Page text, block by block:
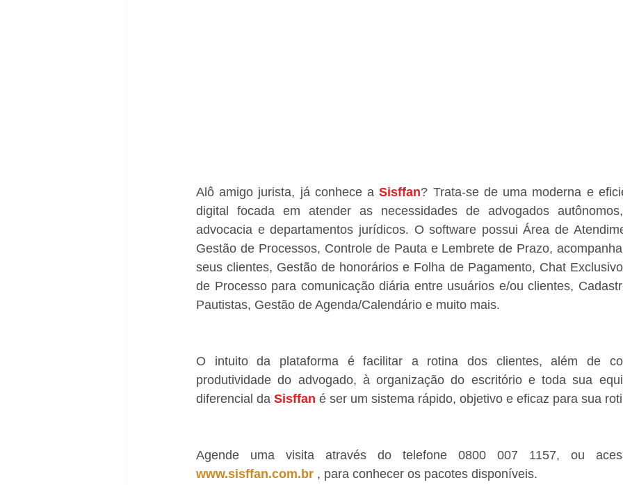
Alô amigo jurista, já conhece a Sisffan? Trata-se de uma moderna e
digital focada em atender as necessidades de advogados
advocacia e departamentos jurídicos. O software possui Área de
Gestão de Processos, Controle de Pauta e Lembrete de Prazo,
seus clientes, Gestão de honorários e Folha de Pagamento, Chat
de Processo para comunicação diária entre usuários e/ou clientes,
Pautistas, Gestão de Agenda/Calendário e muito mais.
O intuito da plataforma é facilitar a rotina dos clientes, além de
produtividade do advogado, à organização do escritório e toda sua
diferencial da Sisffan é ser um sistema rápido, objetivo e eficaz para sua
www.sisffan.com.br , para conhecer os pacotes disponíveis.